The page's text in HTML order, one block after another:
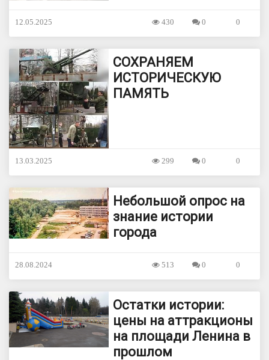
12.05.2025 0
0
430
СОХРАНЯЕМ
ИСТОРИЧЕСКУЮ
ПАМЯТЬ
13.03.2025 0
0
299
Небольшой опрос на
знание истории
города
28.08.2024 0
0
513
Остатки истории:
цены на аттракционы
на площади Ленина в
прошлом